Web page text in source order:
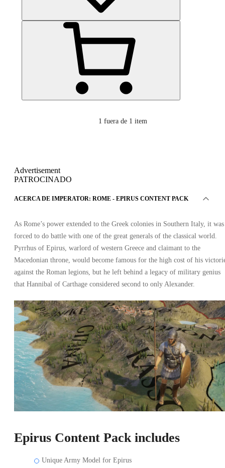
1 fuera de 1 item
Advertisement
PATROCINADO
ACERCA DE IMPERATOR: ROME - EPIRUS CONTENT PACK
As Rome’s power extended to the Greek colonies in Southern Italy, it was
forced to do battle with one of the great generals of the classical world.
Pyrrhus of Epirus, warlord of western Greece and claimant to the
Macedonian throne, would become famous for the high cost of his
against the Roman legions, but he left behind a legacy of military genius
that Hannibal of Carthage considered second to only Alexander.
Epirus Content Pack includes
Unique Army Model for Epirus